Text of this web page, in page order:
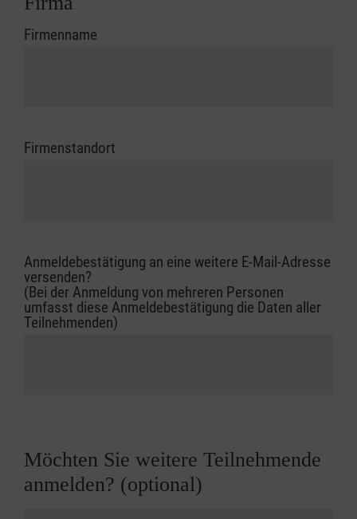
Firmenname
Firmenstandort
Anmeldebestätigung an eine weitere E-Mail-Adresse
versenden?
(Bei der Anmeldung von mehreren Personen
umfasst diese Anmeldebestätigung die Daten aller
Teilnehmenden)
Möchten Sie weitere Teilnehmende
anmelden? (optional)